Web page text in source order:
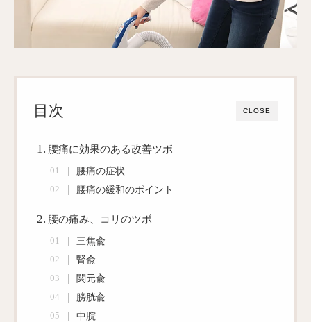
CLOSE
目次
腰痛に効果のある改善ツボ
腰痛の症状
腰痛の緩和のポイント
腰の痛み、コリのツボ
三焦兪
腎兪
関元兪
膀胱兪
中脘